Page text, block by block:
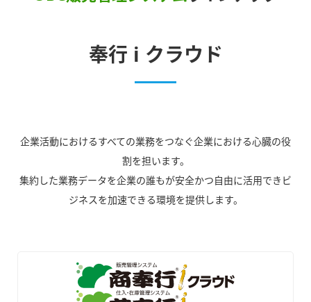
奉行 i クラウド
企業活動におけるすべての業務をつなぐ企業における心臓の役
割を担います。
集約した業務データを企業の誰もが安全かつ自由に活用できビ
ジネスを加速できる環境を提供します。